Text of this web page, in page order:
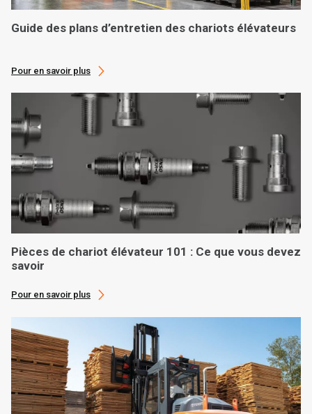
Guide des plans d’entretien des chariots élévateurs
Pour en savoir plus
Pièces de chariot élévateur 101 : Ce que vous devez
savoir
Pour en savoir plus